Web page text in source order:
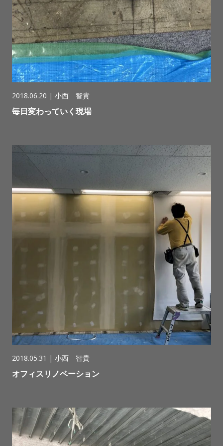
2018.06.20 | 小西 智貴
毎日変わっていく現場
2018.05.31 | 小西 智貴
オフィスリノベーション